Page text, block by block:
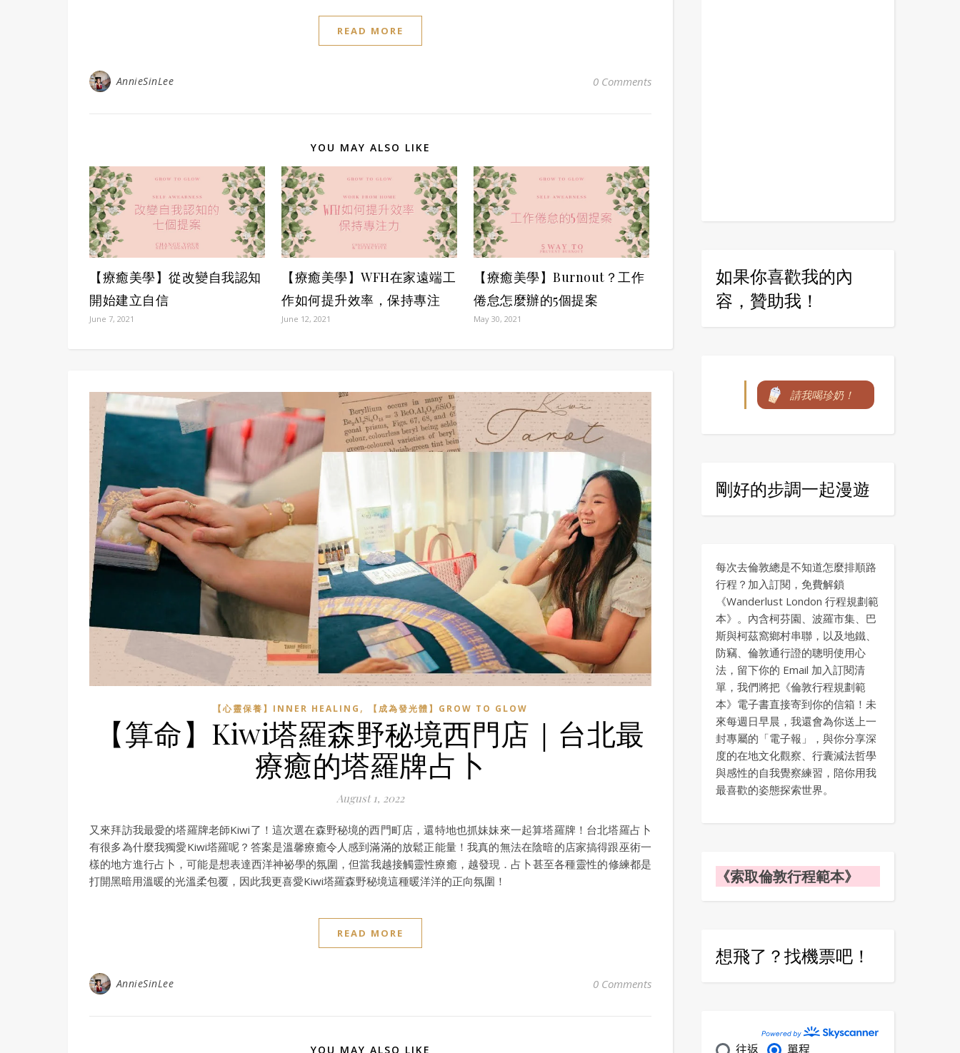
READ MORE
AnnieSinLee 0 Comments
YOU MAY ALSO LIKE
【療癒美學】從改變自我認知
開始建立自信
June 7, 2021
【療癒美學】WFH在家遠端工
作如何提升效率，保持專注
June 12, 2021
【療癒美學】Burnout？工作
倦怠怎麼辦的5個提案
May 30, 2021
【心靈保養】INNER HEALING , 【成為發光體】GROW TO GLOW
【算命】Kiwi塔羅森野秘境西門店｜台北最
療癒的塔羅牌占卜
August 1, 2022
又來拜訪我最愛的塔羅牌老師Kiwi了！這次選在森野秘境的西門町店，還特地也抓妹妹來一起算塔羅牌！台北塔羅占卜
有很多為什麼我獨愛Kiwi塔羅呢？答案是溫馨療癒令人感到滿滿的放鬆正能量！我真的無法在陰暗的店家搞得跟巫術一
樣的地方進行占卜，可能是想表達西洋神祕學的氛圍，但當我越接觸靈性療癒，越發現．占卜甚至各種靈性的修練都是
打開黑暗用溫暖的光溫柔包覆，因此我更喜愛Kiwi塔羅森野秘境這種暖洋洋的正向氛圍！
READ MORE
AnnieSinLee 0 Comments
YOU MAY ALSO LIKE
如果你喜歡我的內
容，贊助我！
請我喝珍奶！
剛好的步調一起漫遊
每次去倫敦總是不知道怎麼排順路
行程？加入訂閱，免費解鎖
《Wanderlust London 行程規劃範
本》。內含柯芬園、波羅市集、巴
斯與柯茲窩鄉村串聯，以及地鐵、
防竊、倫敦通行證的聰明使用心
法，留下你的 Email 加入訂閱清
單，我們將把《倫敦行程規劃範
本》電子書直接寄到你的信箱！未
來每週日早晨，我還會為你送上一
封專屬的「電子報」，與你分享深
度的在地文化觀察、行囊減法哲學
與感性的自我覺察練習，陪你用我
最喜歡的姿態探索世界。
《索取倫敦行程範本》
想飛了？找機票吧！